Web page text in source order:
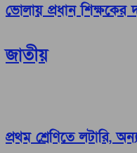
ভোলায় প্রধান শিক্ষকের
জাতীয়
প্রথম শ্রেণিতে লটারি,